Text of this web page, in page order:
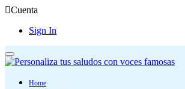
Cuenta
Sign In
Home